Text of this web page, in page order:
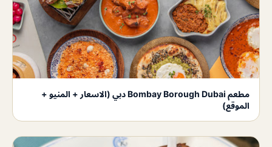
مطعم Bombay Borough Dubai دبي (الاسعار + المنيو +
الموقع)